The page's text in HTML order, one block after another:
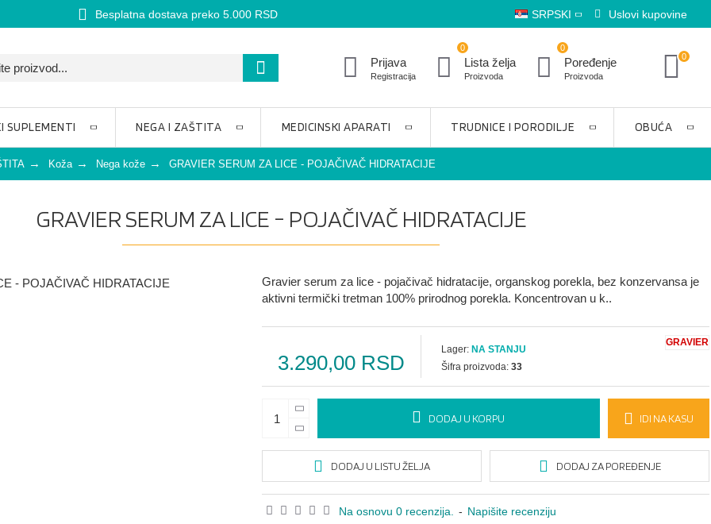
Besplatna dostava preko 5.000 RSD SRPSKI Uslovi kupovine
Prijava
Registracija
Lista želja
Proizvoda
0
Poređenje
Proizvoda
0
0
SUPLEMENTI NEGA I ZAŠTITA MEDICINSKI APARATI TRUDNICE I PORODILJE OBUĆA
Koža Nega kože GRAVIER SERUM ZA LICE - POJAČIVAČ HIDRATACIJE
GRAVIER SERUM ZA LICE - POJAČIVAČ HIDRATACIJE
Gravier serum za lice - pojačivač hidratacije, organskog porekla, bez konzervansa je
aktivni termički tretman 100% prirodnog porekla. Koncentrovan u k..
Na osnovu 0 recenzija. - Napišite recenziju
3.290,00 RSD
Lager: NA STANJU
Šifra proizvoda: 33
GRAVIER
DODAJ U KORPU IDI NA KASU
DODAJ U LISTU ŽELJA DODAJ ZA POREĐENJE